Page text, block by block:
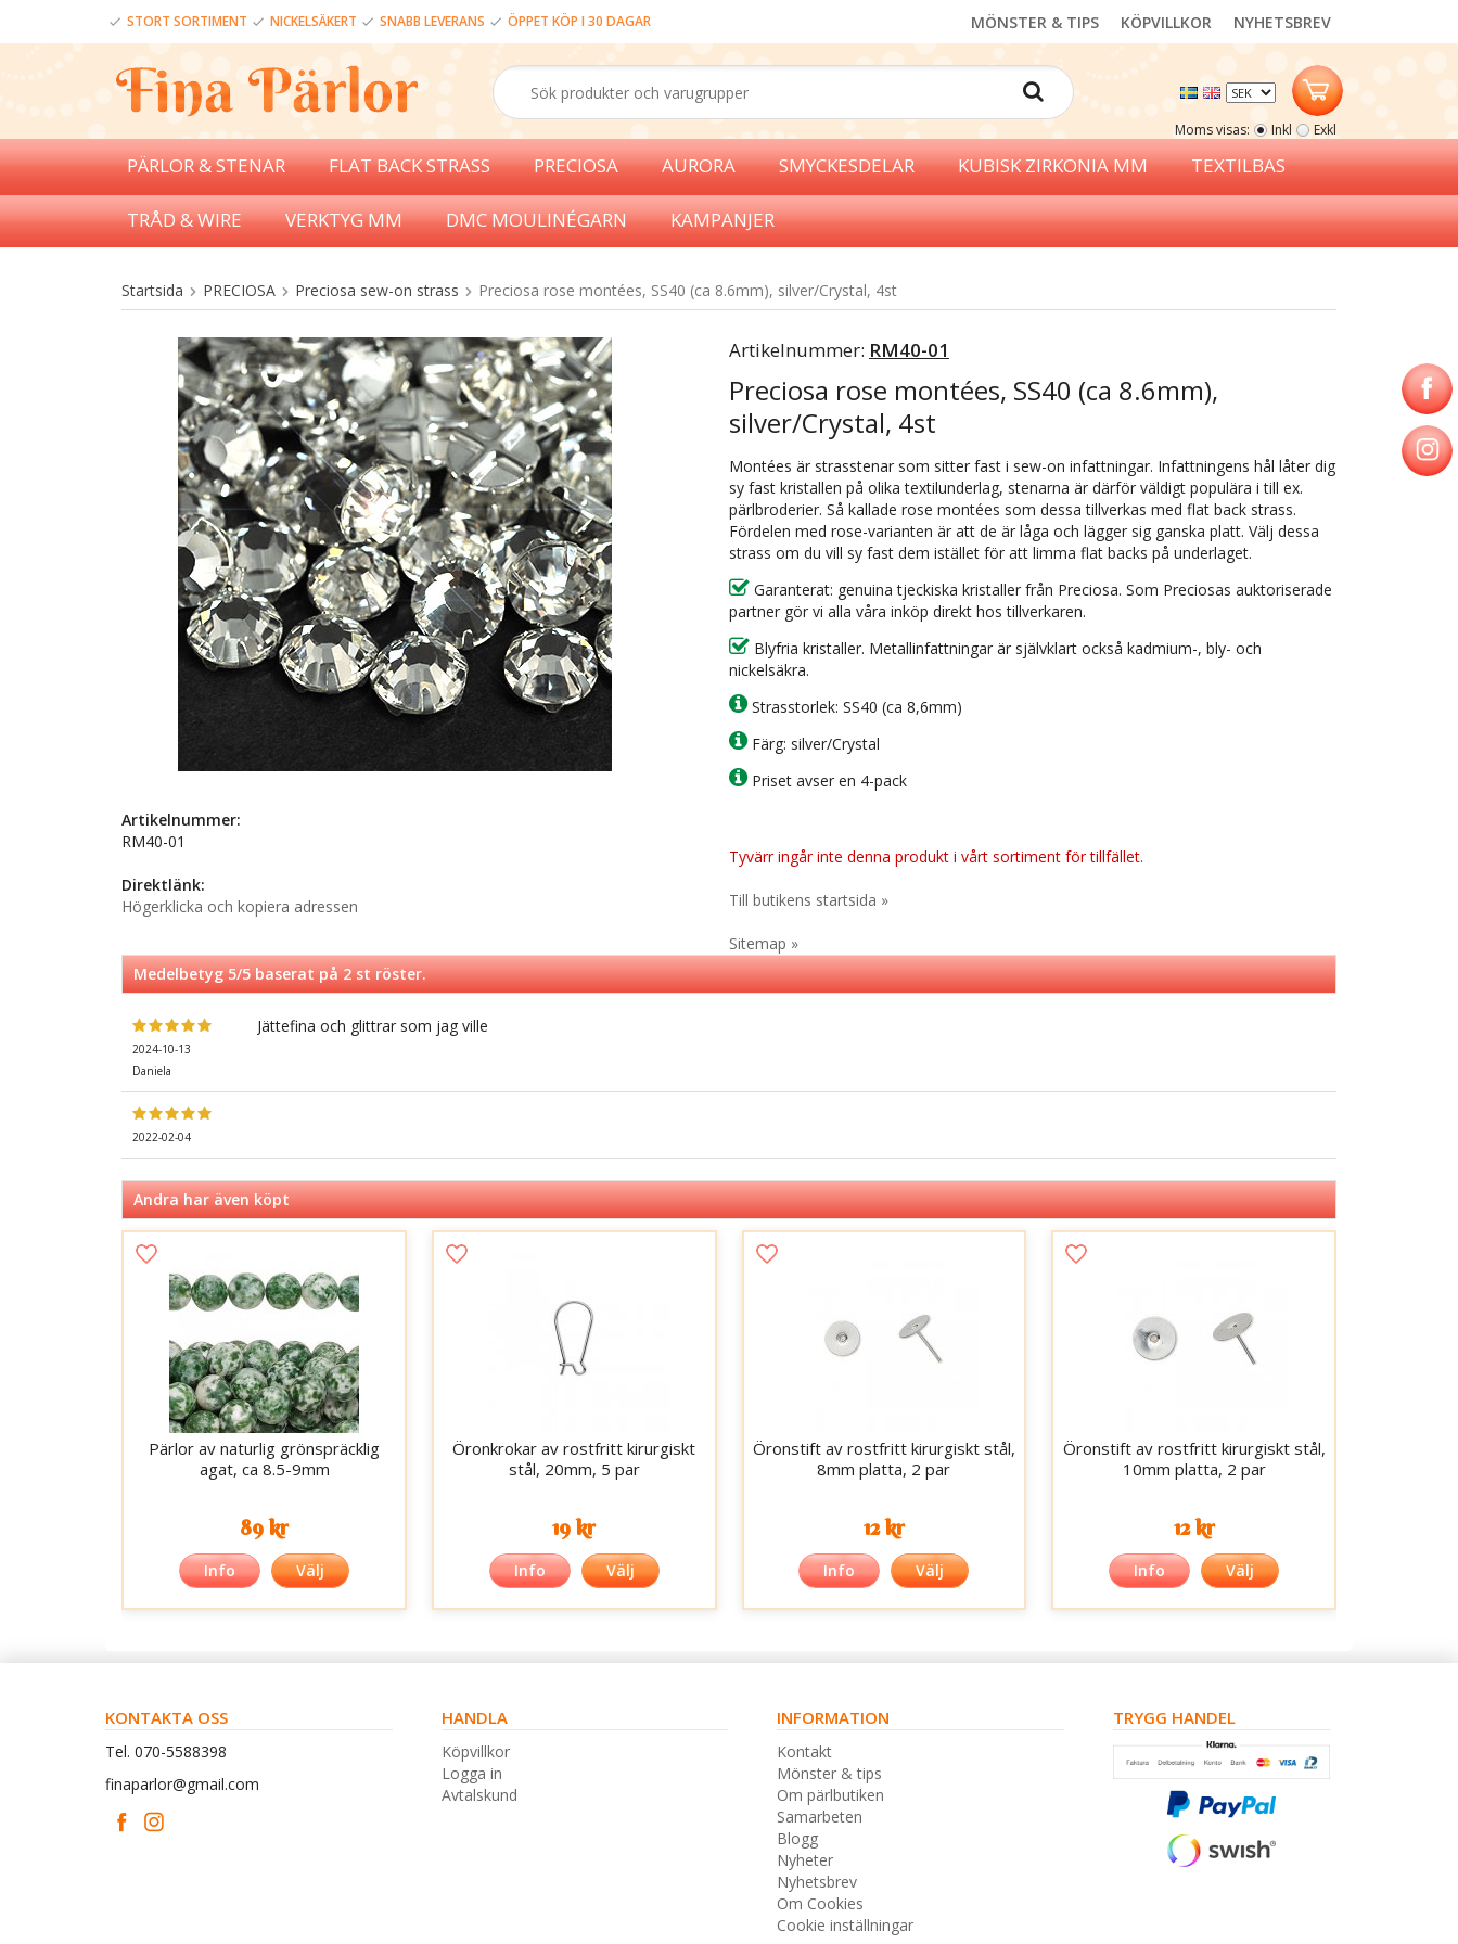
STORT SORTIMENT NICKELSÄKERT SNABB LEVERANS ÖPPET KÖP I 30 DAGAR NYHETSBREV
KÖPVILLKOR
MÖNSTER & TIPS
Moms visas: Inkl Exkl
PÄRLOR & STENAR FLAT BACK STRASS PRECIOSA AURORA SMYCKESDELAR KUBISK ZIRKONIA MM TEXTILBAS
TRÅD & WIRE VERKTYG MM DMC MOULINÉGARN KAMPANJER
Startsida PRECIOSA Preciosa sew-on strass Preciosa rose montées, SS40 (ca 8.6mm), silver/Crystal, 4st
Artikelnummer: RM40-01
Preciosa rose montées, SS40 (ca 8.6mm),
silver/Crystal, 4st
Montées är strasstenar som sitter fast i sew-on infattningar. Infattningens hål låter dig
sy fast kristallen på olika textilunderlag, stenarna är därför väldigt populära i till ex.
pärlbroderier. Så kallade rose montées som dessa tillverkas med flat back strass.
Fördelen med rose-varianten är att de är låga och lägger sig ganska platt. Välj dessa
strass om du vill sy fast dem istället för att limma flat backs på underlaget.
Garanterat: genuina tjeckiska kristaller från Preciosa. Som Preciosas auktoriserade
partner gör vi alla våra inköp direkt hos tillverkaren.
Blyfria kristaller. Metallinfattningar är självklart också kadmium-, bly- och
nickelsäkra.
Strasstorlek: SS40 (ca 8,6mm)
Färg: silver/Crystal
Priset avser en 4-pack
Tyvärr ingår inte denna produkt i vårt sortiment för tillfället.
Till butikens startsida »
Sitemap »
Artikelnummer:
RM40-01
Direktlänk:
Högerklicka och kopiera adressen
Medelbetyg5/5 baserat på2st röster.
2024-10-13
Daniela
Jättefina och glittrar som jag ville
2022-02-04
Andra har även köpt
Pärlor av naturlig grönspräcklig
agat, ca 8.5-9mm
89 kr
Info Välj
Öronkrokar av rostfritt kirurgiskt
stål, 20mm, 5 par
19 kr
Info Välj
Öronstift av rostfritt kirurgiskt stål,
8mm platta, 2 par
12 kr
Info Välj
Öronstift av rostfritt kirurgiskt stål,
10mm platta, 2 par
12 kr
Info Välj
KONTAKTA OSS
Tel. 070-5588398
finaparlor@gmail.com
HANDLA
Köpvillkor
Logga in
Avtalskund
INFORMATION
Kontakt
Mönster & tips
Om pärlbutiken
Samarbeten
Blogg
Nyheter
Nyhetsbrev
Om Cookies
Cookie inställningar
TRYGG HANDEL